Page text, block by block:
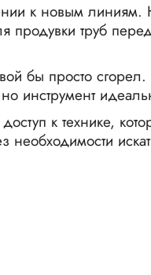
к новым линиям.
продувки труб
бы просто сгорел.
инструмент
к технике,